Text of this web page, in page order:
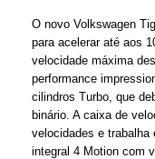
O novo Volkswagen
para acelerar até aos
velocidade máxima
performance
cilindros Turbo, que
binário. A caixa de
velocidades e
integral 4 Motion com